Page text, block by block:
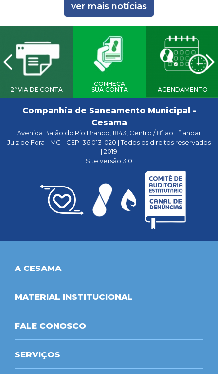
ver mais notícias
2ª VIA DE CONTA
CONHEÇA
SUA CONTA
AGENDAMENTO
Companhia de Saneamento Municipal -
Cesama
Avenida Barão do Rio Branco, 1843, Centro / 8º ao 11º andar
Juiz de Fora - MG - CEP: 36.013-020 | Todos os direitos reservados
| 2019
Site versão 3.0
A CESAMA
MATERIAL INSTITUCIONAL
FALE CONOSCO
SERVIÇOS